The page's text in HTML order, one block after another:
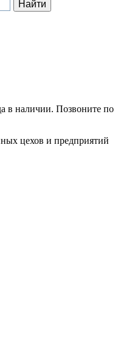
в наличии. Позвоните по
цехов и предприятий